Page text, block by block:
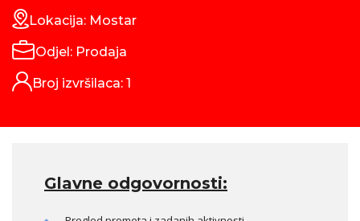
Lokacija: Mostar
Odjel: Prodaja
Broj izvršilaca: 1
Glavne odgovornosti: